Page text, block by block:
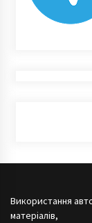
Використання
матеріалів,